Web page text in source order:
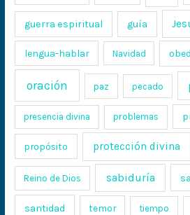
guerra espiritual guía
lengua-hablar Navidad
oración paz pecado
presencia divina problemas
propósito protección divina
Reino de Dios sabiduría
santidad temor tiempo